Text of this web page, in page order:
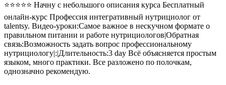
⭐⭐⭐⭐⭐ Начну с небольшого описания курса Бесплатный
онлайн-курс Профессия интегративный нутрициолог от
talentsy. Видео-уроки:Самое важное в нескучном формате о
правильном питании и работе нутрициологов|Обратная
связь:Возможность задать вопрос профессиональному
нутрициологу|:|Длительность:3 day Всё объясняется простым
языком, много практики. Все разложено по полочкам,
однозначно рекомендую.